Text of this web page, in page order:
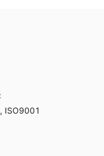
ISO9001